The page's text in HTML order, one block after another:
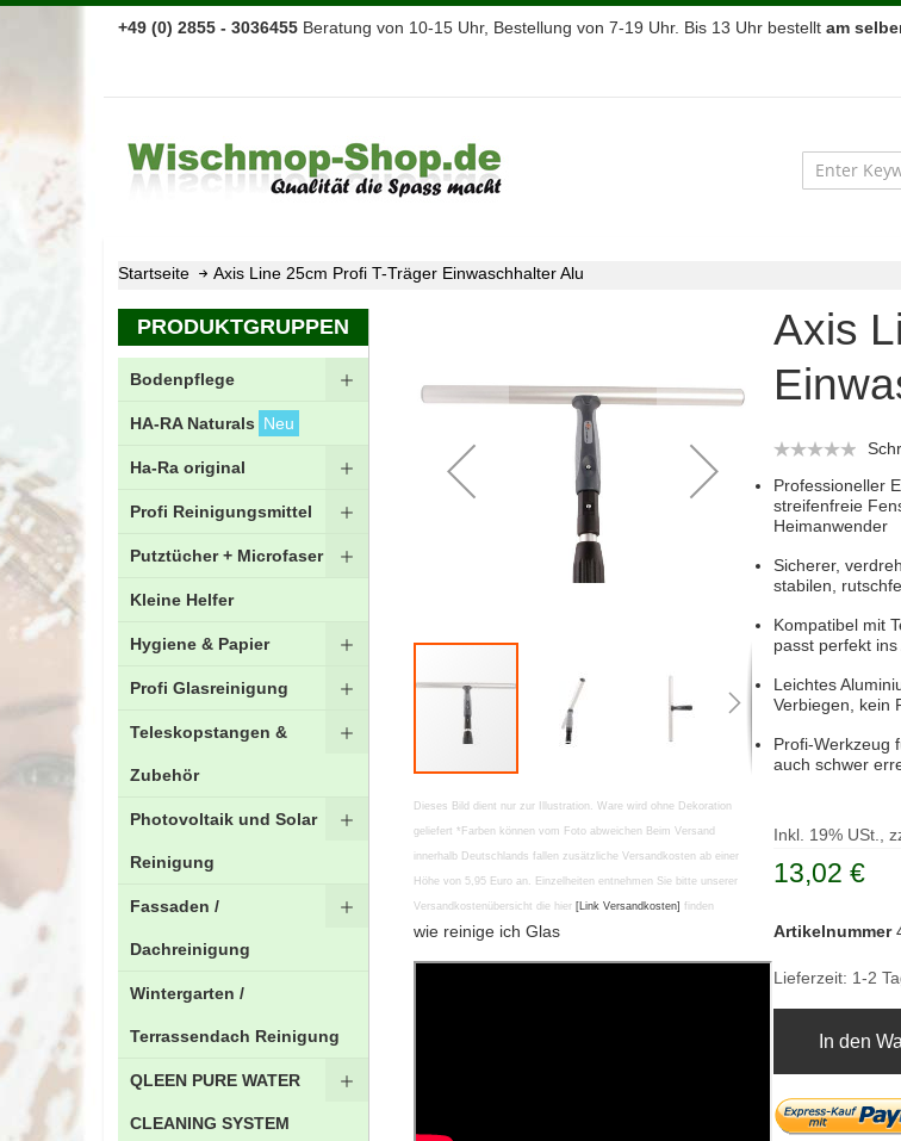
+49 (0) 2855 - 3036455 Beratung von 10-15 Uhr, Bestellung von 7-19 Uhr. Bis 13 Uhr bestellt am
Startseite Axis Line 25cm Profi T-Träger Einwaschhalter Alu
Bildgalerie
Zum
Anfang
der
Bildgalerie
springen
Dieses Bild dient nur zur Illustration. Ware wird ohne Dekoration
geliefert *Farben können vom Foto abweichen Beim Versand
innerhalb Deutschlands fallen zusätzliche Versandkosten ab einer
Höhe von 5,95 Euro an. Einzelheiten entnehmen Sie bitte unserer
Versandkostenübersicht die hier [Link Versandkosten] finden
wie reinige ich Glas
Axis
Professioneller
streifenfreie
Heimanwender
Sicherer,
stabilen,
Kompatibel mit
passt perfekt
Leichtes
Verbiegen, kein
Profi-Werkzeug
auch schwer
Inkl. 19% USt.,
13,02 €
Artikelnummer
Lieferzeit: 1-2
In den
PRODUKTGRUPPEN
Bodenpflege
HA-RA Naturals Neu
Ha-Ra original
Profi Reinigungsmittel
Putztücher + Microfaser
Kleine Helfer
Hygiene & Papier
Profi Glasreinigung
Teleskopstangen &
Zubehör
Photovoltaik und Solar
Reinigung
Fassaden /
Dachreinigung
Wintergarten /
Terrassendach Reinigung
QLEEN PURE WATER
CLEANING SYSTEM